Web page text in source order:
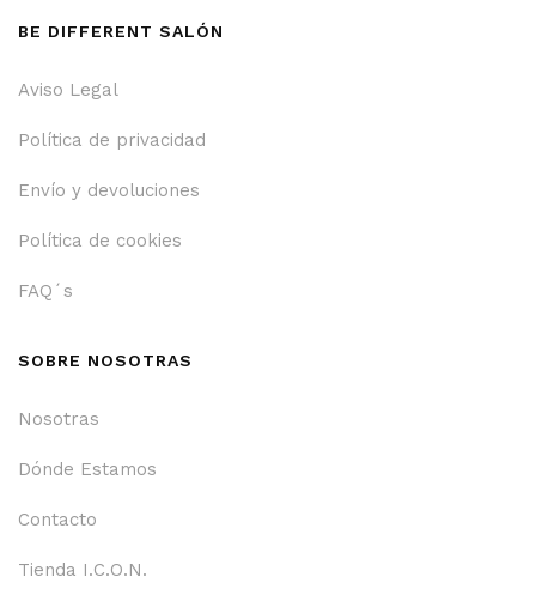
BE DIFFERENT SALÓN
Aviso Legal
Política de privacidad
Envío y devoluciones
Política de cookies
FAQ´s
SOBRE NOSOTRAS
Nosotras
Dónde Estamos
Contacto
Tienda I.C.O.N.